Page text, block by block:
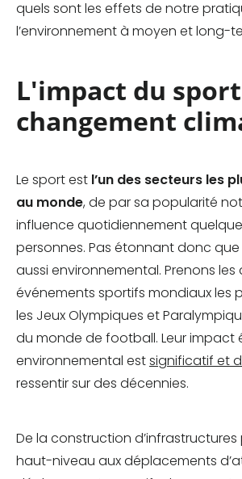
quels sont les effets de notre
l’environnement à moyen et long-
L'impact du
changement
Le sport est l’un des secteurs les
au monde, de par sa popularité
influence quotidiennement
personnes. Pas étonnant donc
aussi environnemental. Prenons les
événements sportifs mondiaux les
les Jeux Olympiques et
du monde de football. Leur impact
environnemental estsignificatif et
ressentir sur des décennies.
De la construction
haut-niveau aux déplacements